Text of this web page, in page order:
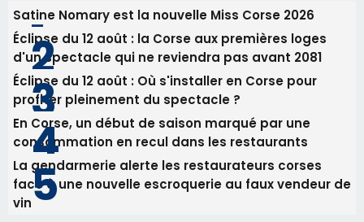
La gendarmerie alerte les restaurateurs corses
face à une nouvelle escroquerie au faux vendeur de
vin
Newsletter
Inscrivez-vous à la newsletter de CNI et recevez par
email les infos les plus importantes et une sélection de
nos meilleurs articles